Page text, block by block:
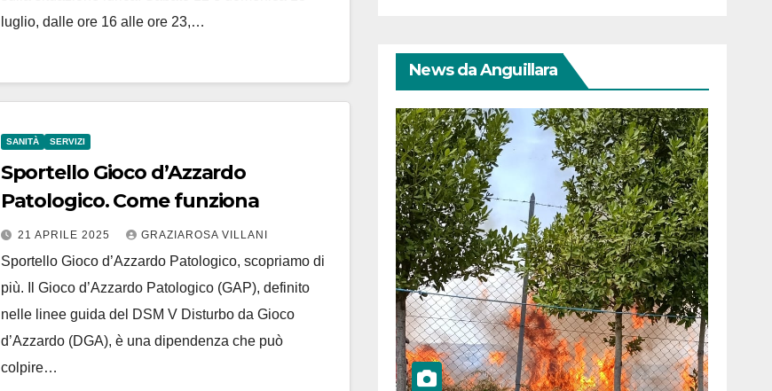
luglio, dalle ore 16 alle ore 23,…
SANITÀ SERVIZI
Sportello Gioco d’Azzardo
Patologico. Come funziona
21 APRILE 2025 GRAZIAROSA VILLANI
Sportello Gioco d’Azzardo Patologico, scopriamo di
più. Il Gioco d’Azzardo Patologico (GAP), definito
nelle linee guida del DSM V Disturbo da Gioco
d’Azzardo (DGA), è una dipendenza che può
colpire…
News da Anguillara